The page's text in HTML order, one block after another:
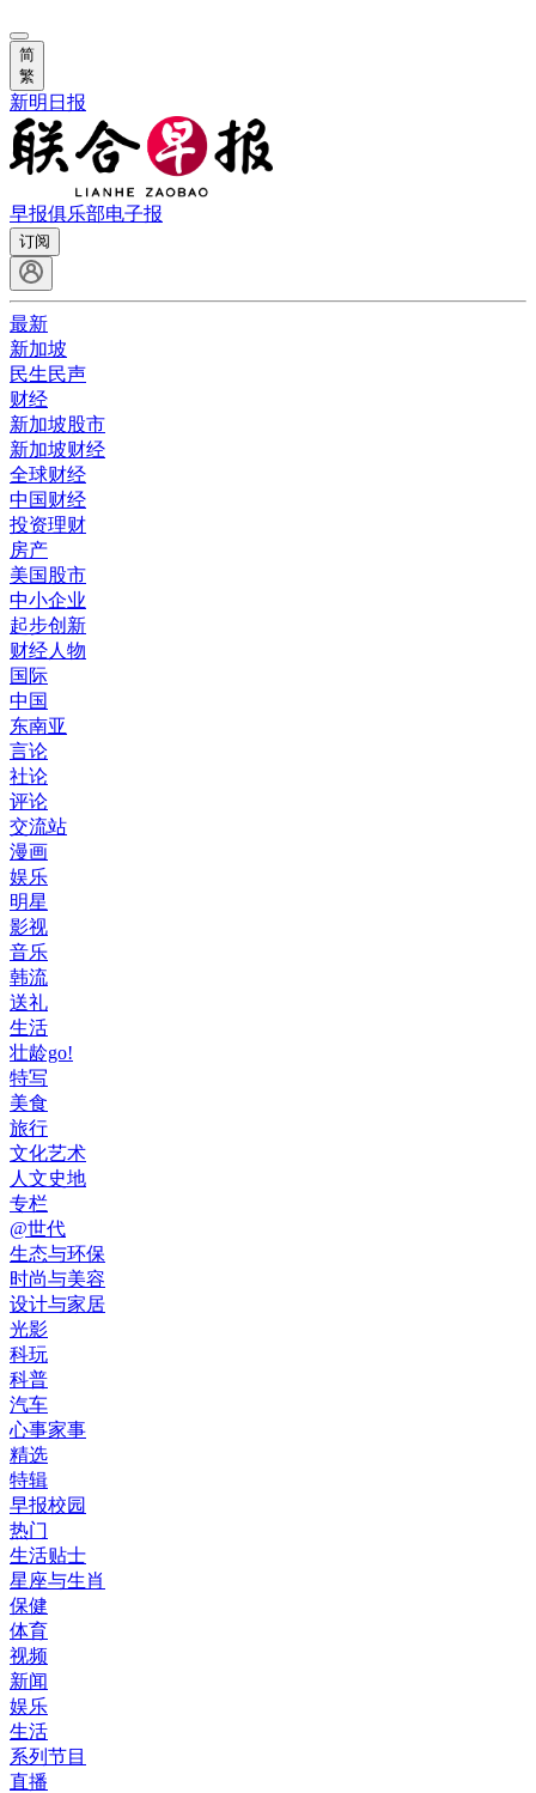
简
繁
新明日报
早报俱乐部电子报
订阅
最新
新加坡
民生民声
财经
新加坡股市
新加坡财经
全球财经
中国财经
投资理财
房产
美国股市
中小企业
起步创新
财经人物
国际
中国
东南亚
言论
社论
评论
交流站
漫画
娱乐
明星
影视
音乐
韩流
送礼
生活
壮龄go!
特写
美食
旅行
文化艺术
人文史地
专栏
@世代
生态与环保
时尚与美容
设计与家居
光影
科玩
科普
汽车
心事家事
精选
特辑
早报校园
热门
生活贴士
星座与生肖
保健
体育
视频
新闻
娱乐
生活
系列节目
直播